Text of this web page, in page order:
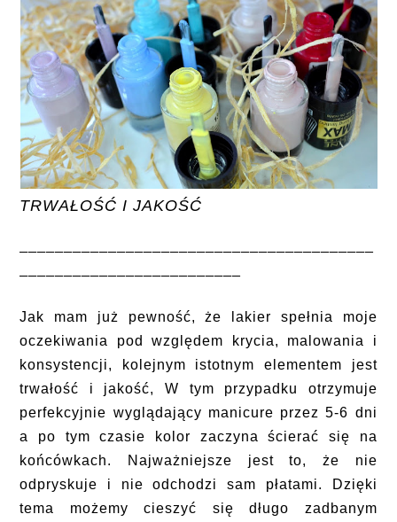
TRWAŁOŚĆ I JAKOŚĆ
Jak mam już pewność, że lakier spełnia moje
oczekiwania pod względem krycia, malowania i
konsystencji, kolejnym istotnym elementem jest
trwałość i jakość, W tym przypadku otrzymuje
perfekcyjnie wyglądający manicure przez 5-6 dni
a po tym czasie kolor zaczyna ścierać się na
końcówkach. Najważniejsze jest to, że nie
odpryskuje i nie odchodzi sam płatami. Dzięki
tema możemy cieszyć się długo zadbanym